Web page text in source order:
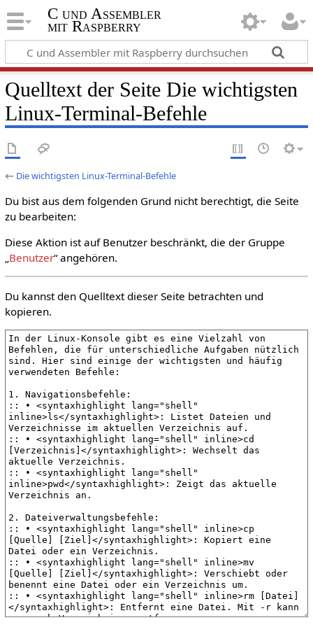
C und Assembler
mit Raspberry
Quelltext der Seite Die wichtigsten
Linux-Terminal-Befehle
← Die wichtigsten Linux-Terminal-Befehle
Du bist aus dem folgenden Grund nicht berechtigt, die Seite
zu bearbeiten:
Diese Aktion ist auf Benutzer beschränkt, die der Gruppe
„Benutzer“ angehören.
Du kannst den Quelltext dieser Seite betrachten und
kopieren.